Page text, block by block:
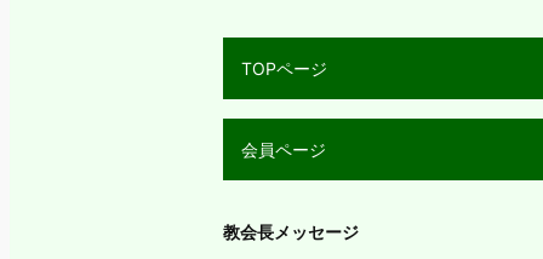
TOPページ
会員ページ
教会長メッセージ